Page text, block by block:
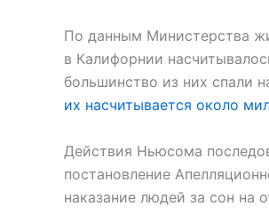
По данным Министерства
в Калифорнии
большинство из них спали
их насчитывается около
Действия Ньюсома
постановление
наказание людей за сон на